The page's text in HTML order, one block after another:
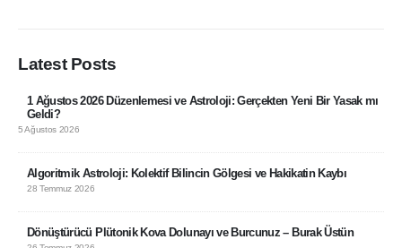
Latest Posts
1 Ağustos 2026 Düzenlemesi ve Astroloji: Gerçekten Yeni Bir Yasak mı
Geldi?
5 Ağustos 2026
Algoritmik Astroloji: Kolektif Bilincin Gölgesi ve Hakikatin Kaybı
28 Temmuz 2026
Dönüştürücü Plütonik Kova Dolunayı ve Burcunuz – Burak Üstün